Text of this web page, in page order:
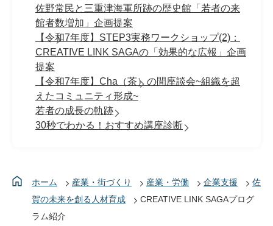
佐野常民と三重津海軍所跡の歴史館「若者の来
館者数増加」企画提案
【令和7年度】STEP3実務ワークショップ(2)：
CREATIVE LINK SAGAの「効果的な広報」企画
提案
【令和7年度】Cha（茶）の間座談会~組織を超
えたコミュニティ形成~
若者の成長の軌跡
30秒でわかる！おすすめ講座診断
ホーム 産業・街づくり 産業・労働 企業支援
佐
賀の未来を創る人材育成
CREATIVE LINK SAGAプログ
ラム紹介